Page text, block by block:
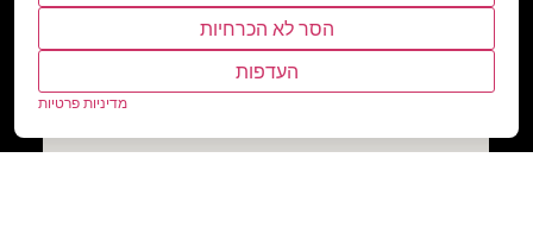
הסר לא הכרחיות
העדפות
מדיניות פרטיות